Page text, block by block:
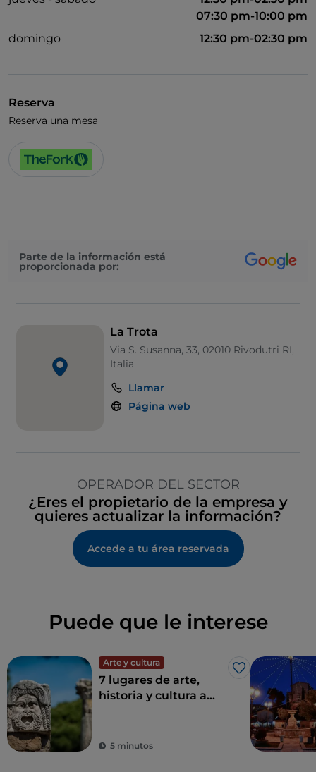
07:30 pm-10:00 pm
domingo
12:30 pm-02:30 pm
Reserva
Reserva una mesa
Parte de la información está
proporcionada por:
La Trota
Via S. Susanna, 33, 02010 Rivodutri RI,
Italia
Llamar
Página web
OPERADOR DEL SECTOR
¿Eres el propietario de la empresa y
quieres actualizar la información?
Accede a tu área reservada
Puede que le interese
Arte y cultura
Me gusta
7 lugares de arte,
historia y cultura a
5 minutos